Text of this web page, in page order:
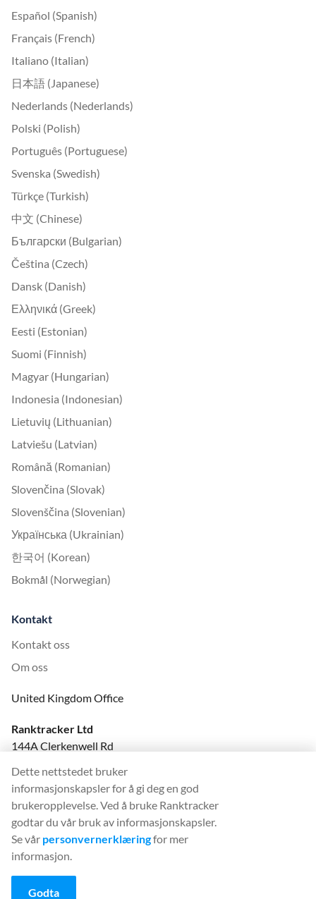
Español (Spanish)
Français (French)
Italiano (Italian)
日本語 (Japanese)
Nederlands (Nederlands)
Polski (Polish)
Português (Portuguese)
Svenska (Swedish)
Türkçe (Turkish)
中文 (Chinese)
Български (Bulgarian)
Čeština (Czech)
Dansk (Danish)
Ελληνικά (Greek)
Eesti (Estonian)
Suomi (Finnish)
Magyar (Hungarian)
Indonesia (Indonesian)
Lietuvių (Lithuanian)
Latviešu (Latvian)
Română (Romanian)
Slovenčina (Slovak)
Slovenščina (Slovenian)
Українська (Ukrainian)
한국어 (Korean)
Bokmål (Norwegian)
Kontakt
Kontakt oss
Om oss
United Kingdom Office
Ranktracker Ltd
144A Clerkenwell Rd
Company No: 08820809
felix@ranktracker.com
2015 -
Dette nettstedet bruker
informasjonskapsler for å gi deg en god
brukeropplevelse. Ved å bruke Ranktracker
godtar du vår bruk av informasjonskapsler.
Se vår personvernerklæringfor mer
informasjon.
Godta